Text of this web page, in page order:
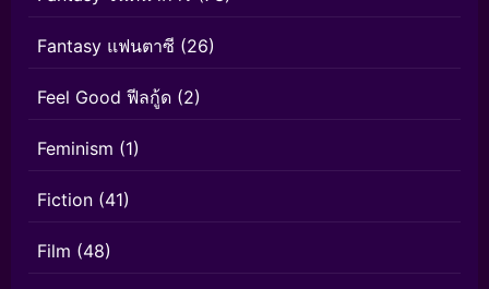
Fantasy แฟนตาซี (26)
Feel Good ฟีลกู้ด (2)
Feminism (1)
Fiction (41)
Film (48)